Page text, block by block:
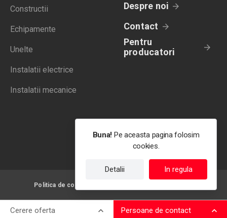
Constructii
Echipamente
Unelte
Instalatii electrice
Instalatii mecanice
Despre noi
Contact
Pentru
producatori
Politica de confidentialitate
Cerere oferta Persoane de contact
Buna! Pe aceasta pagina folosim
cookies.
Detalii In regula